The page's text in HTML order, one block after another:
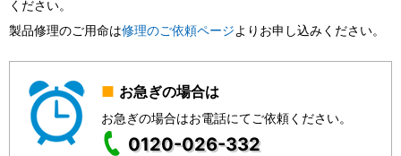
ください。
製品修理のご用命は修理のご依頼ページよりお申し込みください。
お急ぎの場合は
お急ぎの場合はお電話にてご依頼ください。
0120-026-332